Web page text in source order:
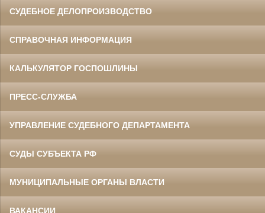
СУДЕБНОЕ ДЕЛОПРОИЗВОДСТВО
СПРАВОЧНАЯ ИНФОРМАЦИЯ
КАЛЬКУЛЯТОР ГОСПОШЛИНЫ
ПРЕСС-СЛУЖБА
УПРАВЛЕНИЕ СУДЕБНОГО ДЕПАРТАМЕНТА
СУДЫ СУБЪЕКТА РФ
МУНИЦИПАЛЬНЫЕ ОРГАНЫ ВЛАСТИ
ВАКАНСИИ